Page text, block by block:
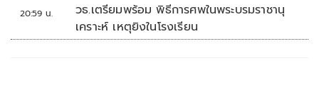
20:59 น.
วธ.เตรียมพร้อม พิธีการศพในพระบรมราชานุ
เคราะห์ เหตุยิงในโรงเรียน